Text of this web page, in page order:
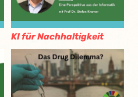
KI für Nachhaltigkeit